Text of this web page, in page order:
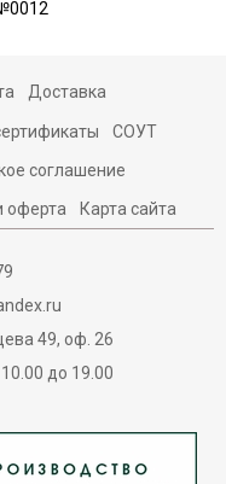
Доставка
СОУТ
соглашение
оферта Карта сайта
49, оф. 26
до 19.00